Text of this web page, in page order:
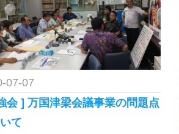
07-07
会 ] 万国津梁会議事業の問題点
て